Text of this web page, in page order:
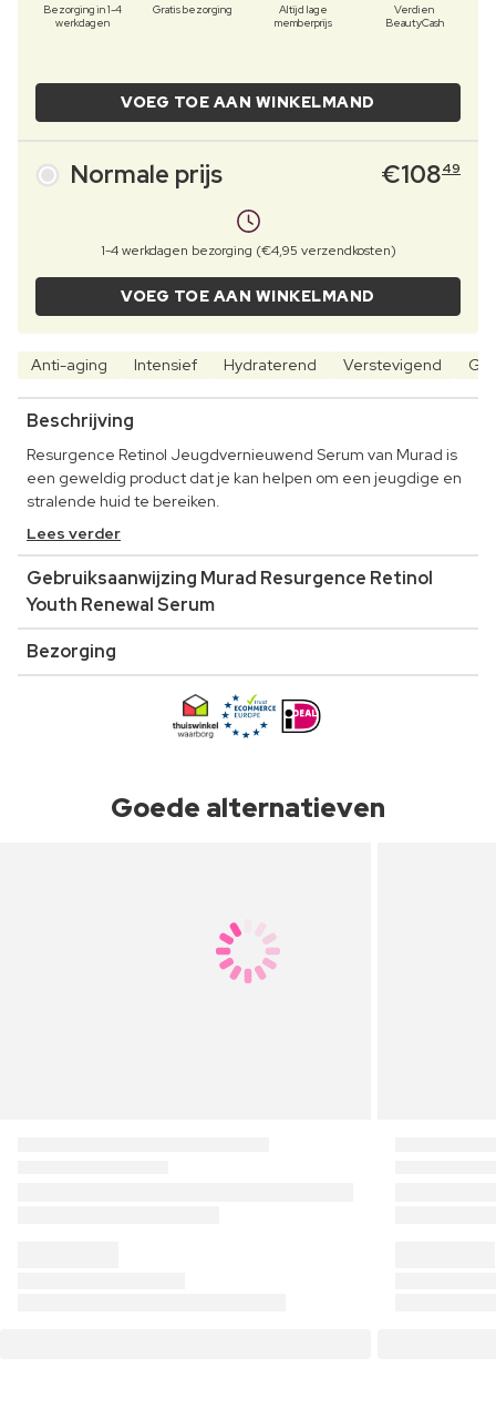
Bezorging in 1-4
werkdagen
Gratis bezorging
Altijd lage
memberprijs
Verdien
BeautyCash
VOEG TOE AAN WINKELMAND
Normale prijs €10849
1-4 werkdagen bezorging (€4,95 verzendkosten)
VOEG TOE AAN WINKELMAND
Anti-aging Intensief Hydraterend Verstevigend
Beschrijving
Resurgence Retinol Jeugdvernieuwend Serum van Murad is
een geweldig product dat je kan helpen om een jeugdige en
stralende huid te bereiken.
Lees verder
Gebruiksaanwijzing Murad Resurgence Retinol
Youth Renewal Serum
Bezorging
Goede alternatieven